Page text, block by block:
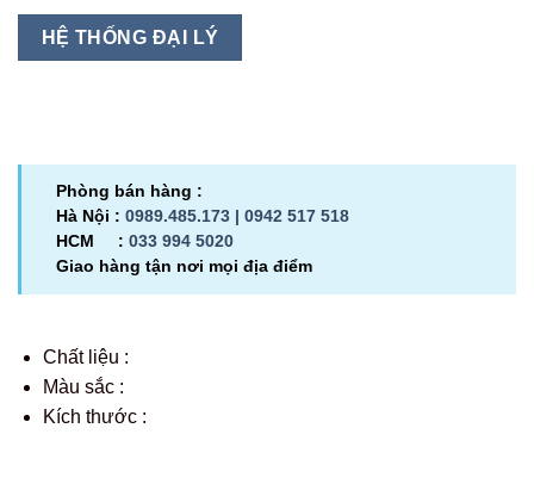
HỆ THỐNG ĐẠI LÝ
Phòng bán hàng :
Hà Nội : 0989.485.173 | 0942 517 518
HCM : 033 994 5020
Giao hàng tận nơi mọi địa điểm
Chất liệu :
Màu sắc :
Kích thước :